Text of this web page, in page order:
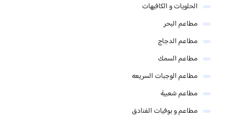
الحلويات و الكافيهات ‎
مطاعم البحر
مطاعم الدجاج
مطاعم السمك
مطاعم الوجبات السريعه
مطاعم شعبية
مطاعم و بوفيات الفنادق